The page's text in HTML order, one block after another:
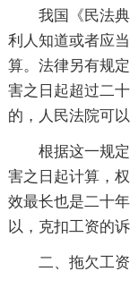
我国《民法
利人知道或者应
算。法律另有规
害之日起超过二
的，人民法院可
根据这一规
害之日起计算，
效最长也是二十
以，克扣工资的
二、拖欠工